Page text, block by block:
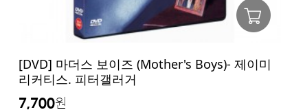
[DVD] 마더스 보이즈 (Mother's Boys)- 제이미
리커티스. 피터갤러거
7,700원